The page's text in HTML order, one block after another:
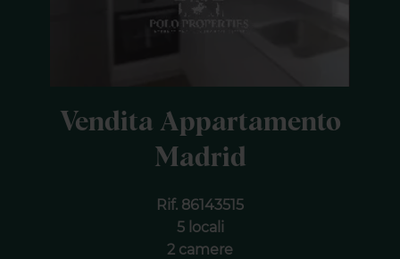
Vendita Appartamento
Madrid
Rif. 86143515
5 locali
2 camere